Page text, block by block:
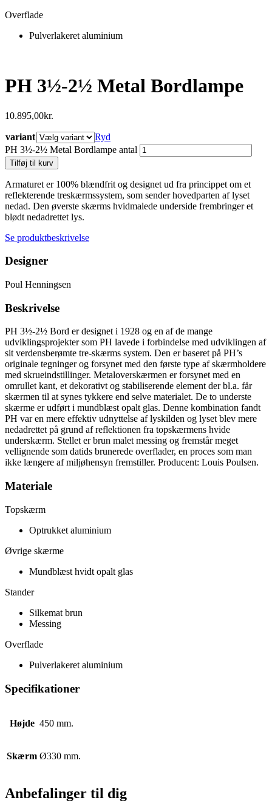
Overflade
Pulverlakeret aluminium
PH 3½-2½ Metal Bordlampe
10.895,00kr.
variant
Ryd
PH 3½-2½ Metal Bordlampe antal
Tilføj til kurv
Armaturet er 100% blændfrit og designet ud fra princippet om et
reflekterende treskærmssystem, som sender hovedparten af lyset
nedad. Den øverste skærms hvidmalede underside frembringer et
blødt nedadrettet lys.
Se produktbeskrivelse
Designer
Poul Henningsen
Beskrivelse
PH 3½-2½ Bord er designet i 1928 og en af de mange
udviklingsprojekter som PH lavede i forbindelse med udviklingen af
sit verdensberømte tre-skærms system. Den er baseret på PH’s
originale tegninger og forsynet med den første type af skærmholdere
med skrueindstillinger. Metaloverskærmen er forsynet med en
omrullet kant, et dekorativt og stabiliserende element der bl.a. får
skærmen til at synes tykkere end selve materialet. De to underste
skærme er udført i mundblæst opalt glas. Denne kombination fandt
PH var en mere effektiv udnyttelse af lyskilden og lyset blev mere
nedadrettet på grund af reflektionen fra topskærmens hvide
underskærm. Stellet er brun malet messing og fremstår meget
vellignende som datids brunerede overflader, en proces som man
ikke længere af miljøhensyn fremstiller. Producent: Louis Poulsen.
Materiale
Topskærm
Optrukket aluminium
Øvrige skærme
Mundblæst hvidt opalt glas
Stander
Silkemat brun
Messing
Overflade
Pulverlakeret aluminium
Specifikationer
Højde 450 mm.
Skærm Ø330 mm.
Anbefalinger til dig